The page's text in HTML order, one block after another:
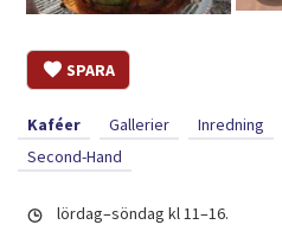
SPARA
Kaféer Gallerier Inredning
Second-Hand
lördag–söndag kl 11–16.